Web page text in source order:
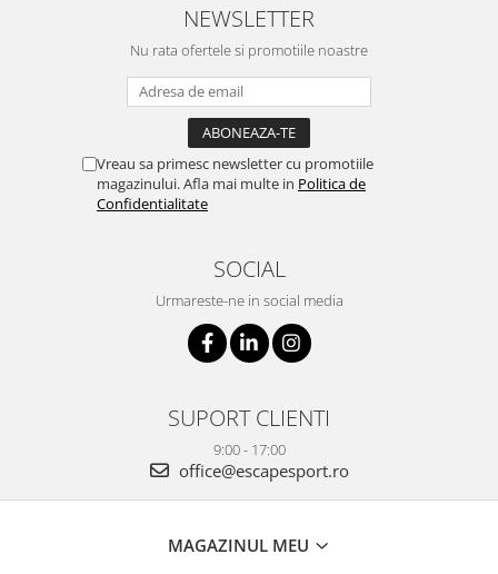
NEWSLETTER
Nu rata ofertele si promotiile noastre
Vreau sa primesc newsletter cu promotiile
magazinului. Afla mai multe in Politica de
Confidentialitate
SOCIAL
Urmareste-ne in social media
SUPORT CLIENTI
9:00 - 17:00
office@escapesport.ro
MAGAZINUL MEU